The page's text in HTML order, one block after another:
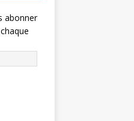
abonner